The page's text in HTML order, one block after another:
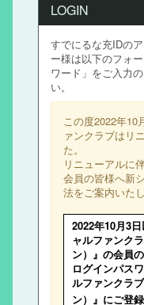
LOGIN
すでにるな充IDの
ー様は以下のフォ
ワード」をご入力
い。
この度2022年10
ァンクラブはリ
た。
リニューアルに
会員の皆様へ新
法をご案内いたし
2022年10月3
ャルファンク
ン）』の会員
ログインパス
ルファンクラ
ン）』にご登